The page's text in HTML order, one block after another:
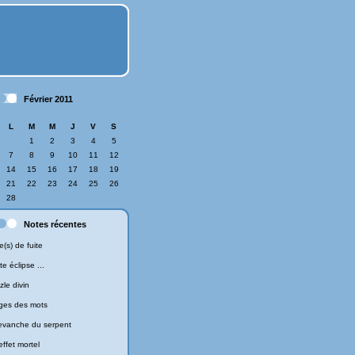
Février 2011
L M M J V
S
1
2 3 4
5
7 8 9 10 11
12
14 15 16 17 18
19
21 22 23 24 25
26
28
Notes récentes
de fuite
éclipse ...
divin
des mots
du serpent
mortel